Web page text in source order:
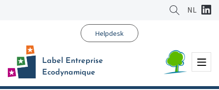
NL
Helpdesk
Label Entreprise
Ecodynamique
Menu